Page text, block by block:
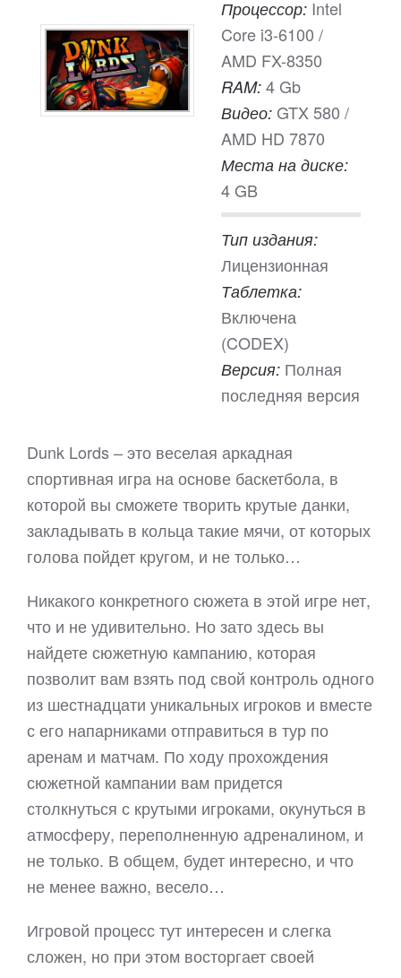
Процессор: Intel
Core i3-6100 /
AMD FX-8350
RAM: 4 Gb
Видео: GTX 580 /
AMD HD 7870
Места на диске:
4 GB
Тип издания:
Лицензионная
Таблетка:
Включена
(CODEX)
Версия: Полная
последняя версия
Dunk Lords – это веселая аркадная
спортивная игра на основе баскетбола, в
которой вы сможете творить крутые данки,
закладывать в кольца такие мячи, от которых
голова пойдет кругом, и не только…
Никакого конкретного сюжета в этой игре нет,
что и не удивительно. Но зато здесь вы
найдете сюжетную кампанию, которая
позволит вам взять под свой контроль одного
из шестнадцати уникальных игроков и вместе
с его напарниками отправиться в тур по
аренам и матчам. По ходу прохождения
сюжетной кампании вам придется
столкнуться с крутыми игроками, окунуться в
атмосферу, переполненную адреналином, и
не только. В общем, будет интересно, и что
не менее важно, весело…
Игровой процесс тут интересен и слегка
сложен, но при этом восторгает своей